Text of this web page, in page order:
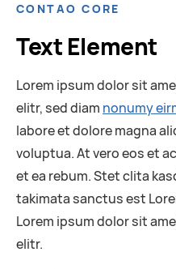
CONTAO CORE
Text Element
Lorem ipsum dolor sit
elitr, sed diam nonumy
labore et dolore magna
voluptua. At vero eos et
et ea rebum. Stet clita
takimata sanctus est
Lorem ipsum dolor sit
elitr.